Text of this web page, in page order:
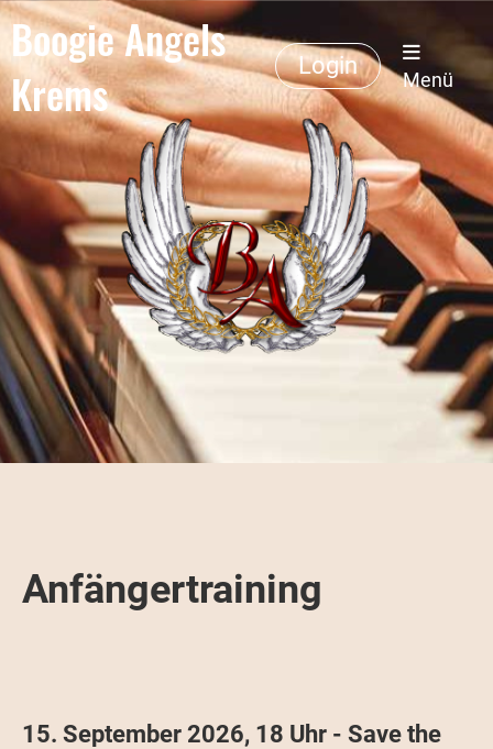
Boogie Angels
Krems
Login
Menü
Anfängertraining
15. September 2026, 18 Uhr - Save the